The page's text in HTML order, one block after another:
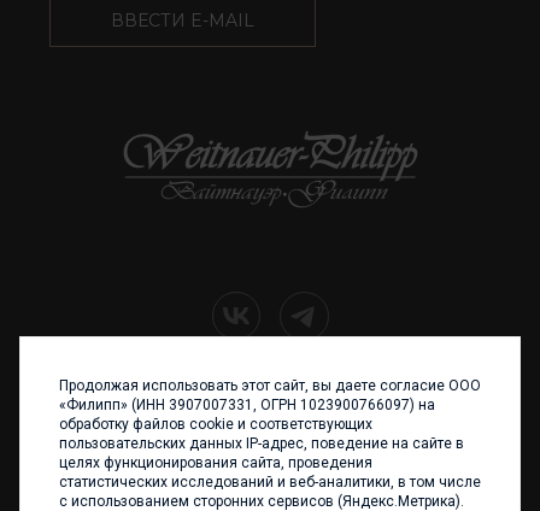
ВВЕСТИ E-MAIL
+7 (4012) 960 898
236017 Калининград,
ул. Каштановая аллея, 47
Телефон: +7 4012 960 898,
+7 4012 960 856
Продолжая использовать этот сайт, вы даете согласие ООО
«Филипп» (ИНН 3907007331, ОГРН 1023900766097) на
обработку файлов cookie и соответствующих
пользовательских данных IP-адрес, поведение на сайте в
целях функционирования сайта, проведения
статистических исследований и веб-аналитики, в том числе
с использованием сторонних сервисов (Яндекс.Метрика).